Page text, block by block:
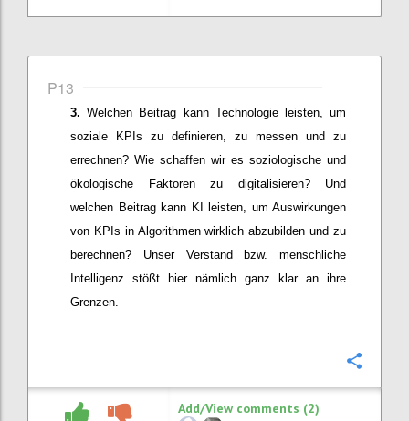
P13
Welchen Beitrag kann Technologie leisten, um
soziale KPIs zu definieren, zu messen und zu
errechnen? Wie schaffen wir es soziologische und
ökologische Faktoren zu digitalisieren? Und
welchen Beitrag kann KI leisten, um Auswirkungen
von KPIs in Algorithmen wirklich abzubilden und zu
berechnen? Unser Verstand bzw. menschliche
Intelligenz stößt hier nämlich ganz klar an ihre
Grenzen.
Add/View comments (2)